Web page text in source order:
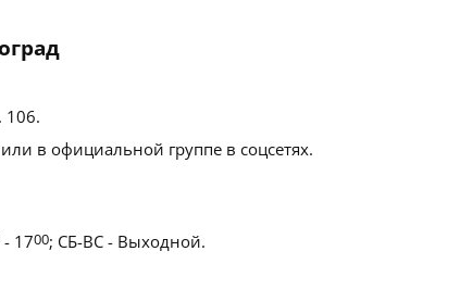
106.
в официальной группе в соцсетях.
- 1700; СБ-ВС - Выходной.